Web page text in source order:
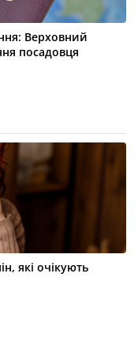
Верховний
посадовця
які очікують